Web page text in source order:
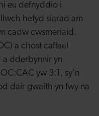
eu defnyddio i
hefyd siarad am
cadw cwsmeriaid.
a chost caffael
a dderbynnir yn
yw 3:1, sy'n
dair gwaith yn fwy na